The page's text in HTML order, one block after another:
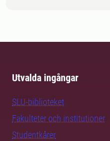
Utvalda ingångar
SLU-biblioteket
Fakulteter och institutioner
Studentkårer